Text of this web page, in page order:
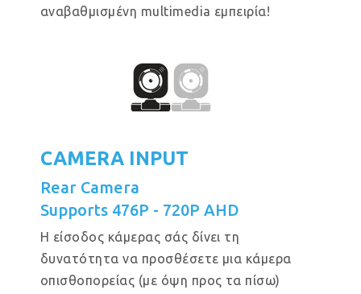
αναβαθμισμένη multimedia εμπειρία!
CAMERA INPUT
Rear Camera
Supports 476P - 720P AHD
Η είσοδος κάμερας σάς δίνει τη
δυνατότητα να προσθέσετε μια κάμερα
οπισθοπορείας (με όψη προς τα πίσω)